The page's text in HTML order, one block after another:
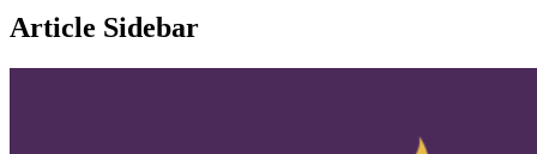
Article Sidebar